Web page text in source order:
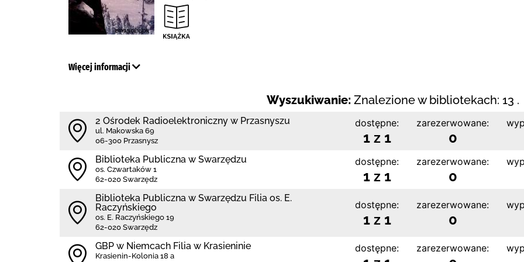
Więcej informacji
Wyszukiwanie: Znalezione w bibliotekach: 13 .
2 Ośrodek Radioelektroniczny w Przasnyszu
ul. Makowska 69
06-300 Przasnysz
dostępne:
1 z 1
zarezerwowane:
0
Biblioteka Publiczna w Swarzędzu
os. Czwartaków 1
62-020 Swarzędz
dostępne:
1 z 1
zarezerwowane:
0
Biblioteka Publiczna w Swarzędzu Filia os. E.
Raczyńskiego
os. E. Raczyńskiego 19
62-020 Swarzędz
dostępne:
1 z 1
zarezerwowane:
0
GBP w Niemcach Filia w Krasieninie
Krasienin-Kolonia 18 a
dostępne: zarezerwowane: